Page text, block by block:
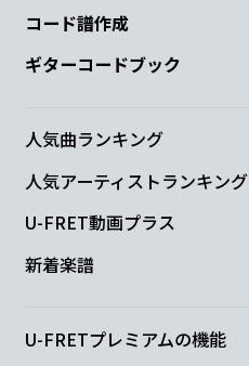
コード譜作成
ギターコードブック
人気曲ランキング
人気アーティストランキング
U-FRET動画プラス
新着楽譜
U-FRETプレミアムの機能